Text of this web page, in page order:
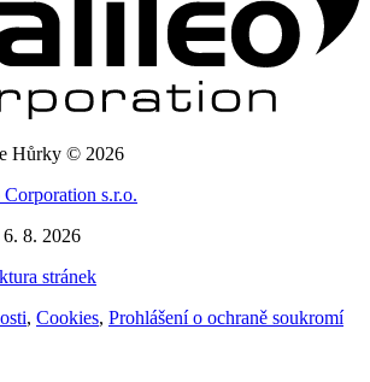
Hůrky © 2026
s.r.o.
6. 8. 2026
stránek
, Cookies, Prohlášení o ochraně soukromí